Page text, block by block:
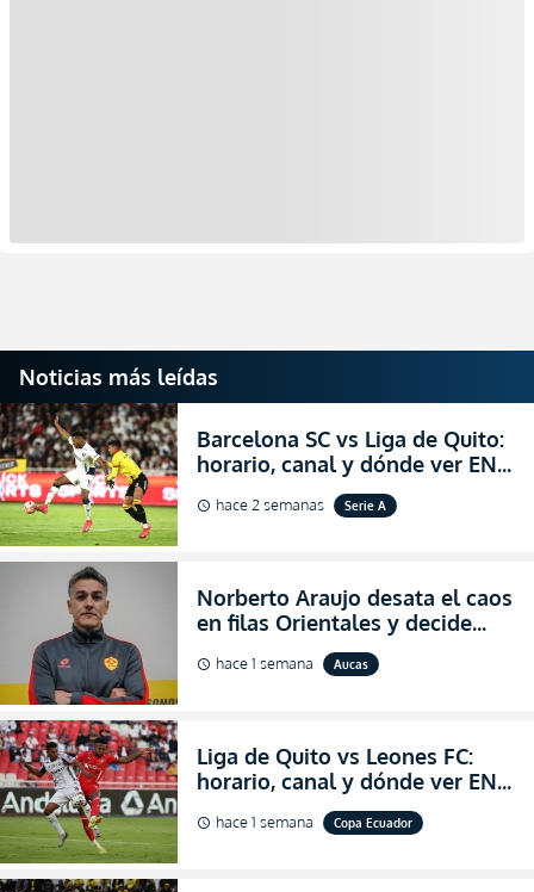
Noticias más leídas
Barcelona SC vs Liga de Quito:
horario, canal y dónde ver EN
VIVO la Fecha 22 de la LigaPro
2026
schedule hace 2 semanas Serie A
Norberto Araujo desata el caos
en filas Orientales y decide
abandonar la dirección técnica
de Aucas
schedule hace 1 semana Aucas
Liga de Quito vs Leones FC:
horario, canal y dónde ver EN
VIVO los octavos de final de la
Copa Ecuador 2026
schedule hace 1 semana Copa Ecuador